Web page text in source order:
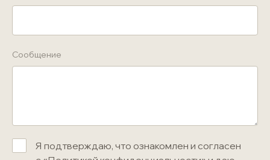
Сообщение
Я подтверждаю, что ознакомлен и согласен